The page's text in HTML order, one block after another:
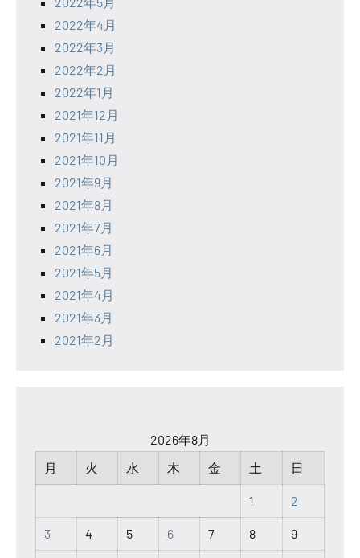
2022年4月
2022年3月
2022年2月
2022年1月
2021年12月
2021年11月
2021年10月
2021年9月
2021年8月
2021年7月
2021年6月
2021年5月
2021年4月
2021年3月
2021年2月
2026年8月
月
火 水 木 金 土 日
1 2
3 4 5 6 7 8 9